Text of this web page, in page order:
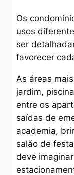
Os
usos
ser
favorecer
As áreas
jardim,
entre os
saídas de
academia,
salão de
deve